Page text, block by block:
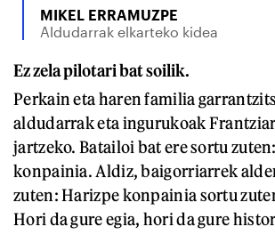
MIKEL ERRAMUZPE
Aldudarrak elkarteko kidea
Ez zela pilotari bat soilik.
Perkain eta haren familia
aldudarrak eta ingurukoak
jartzeko. Batailoi bat ere sortu
konpainia. Aldiz, baigorriarrek
zuten: Harizpe konpainia sortu
Hori da gure egia, hori da gure